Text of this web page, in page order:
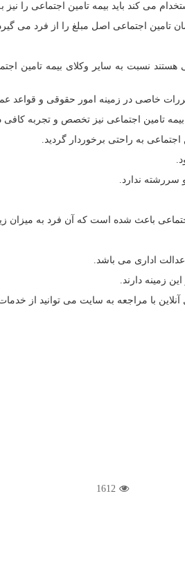
می کند باید بیمه تامین اجتماعی را نیز
تامین اجتماعی اصل مبلغ را از فرد می
نسبت به سایر وکلای بیمه تامین
خاصی در زمینه امور حقوقی و قواعد
تامین اجتماعی نیز تخصص و تجربه کافی
به راحتی برخوردار گردید.
باعث شده است که آن فرد به میزان
اداری می باشد.
زمینه دارند.
با مراجعه به سایت می توانید از
1612